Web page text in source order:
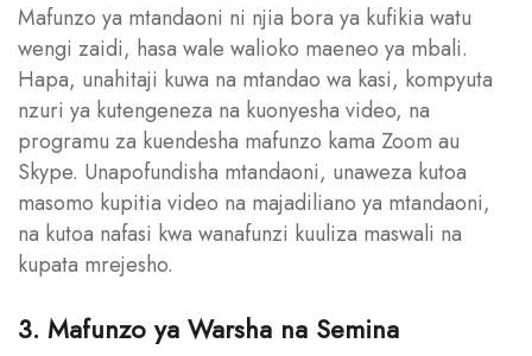
Mafunzo ya mtandaoni ni njia bora ya kufikia watu
wengi zaidi, hasa wale walioko maeneo ya mbali.
Hapa, unahitaji kuwa na mtandao wa kasi, kompyuta
nzuri ya kutengeneza na kuonyesha video, na
programu za kuendesha mafunzo kama Zoom au
Skype. Unapofundisha mtandaoni, unaweza kutoa
masomo kupitia video na majadiliano ya mtandaoni,
na kutoa nafasi kwa wanafunzi kuuliza maswali na
kupata mrejesho.
3. Mafunzo ya Warsha na Semina